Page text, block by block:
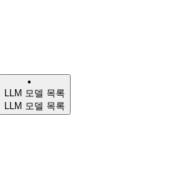
LLM 모델 목록
LLM 모델 목록